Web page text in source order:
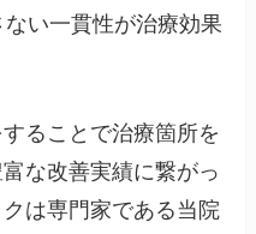
い一貫性が治療効果
ることで治療箇所を
な改善実績に繋がっ
は専門家である当院